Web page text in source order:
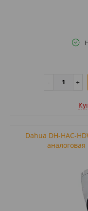
Dahua DH-HAC-
аналоговая